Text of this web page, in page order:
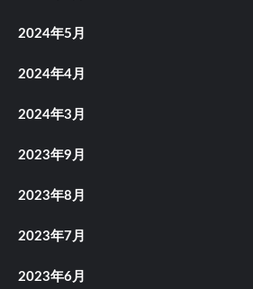
2024年5月
2024年4月
2024年3月
2023年9月
2023年8月
2023年7月
2023年6月